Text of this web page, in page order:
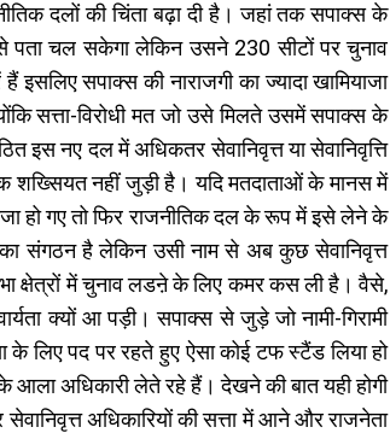
दलों की चिंता बढ़ा दी है। जहां तक सपाक्स के
से पता चल सकेगा लेकिन उसने 230 सीटों पर चुनाव
सपाक्स की नाराजगी का ज्यादा खामियाजा
सत्ता-विरोधी मत जो उसे मिलते उसमें सपाक्स के
इस नए दल में अधिकतर सेवानिवृत्त या सेवानिवृत्ति
शख्सियत नहीं जुड़ी है। यदि मतदाताओं के मानस में
हो गए तो फिर राजनीतिक दल के रूप में इसे लेने के
संगठन है लेकिन उसी नाम से अब कुछ सेवानिवृत्त
क्षेत्रों में चुनाव लडऩे के लिए कमर कस ली है। वैसे,
क्यों आ पड़ी। सपाक्स से जुड़े जो नामी-गिरामी
के लिए पद पर रहते हुए ऐसा कोई टफ स्टैंड लिया हो
आला अधिकारी लेते रहे हैं। देखने की बात यही होगी
अधिकारियों की सत्ता में आने और राजनेता